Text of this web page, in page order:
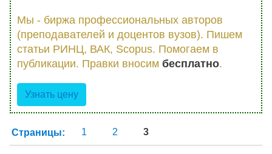
Мы - биржа профессиональных авторов
(преподавателей и доцентов вузов). Пишем
статьи РИНЦ, ВАК, Scopus. Помогаем в
публикации. Правки вносим бесплатно.
Узнать цену
Страницы: 1 2 3